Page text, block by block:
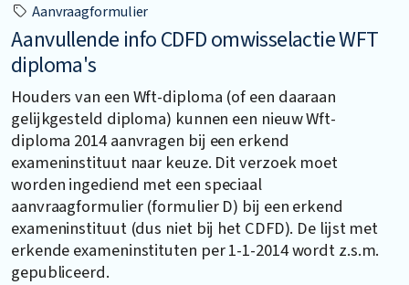
Aanvraagformulier
Aanvullende info CDFD omwisselactie WFT
diploma's
Houders van een Wft-diploma (of een daaraan
gelijkgesteld diploma) kunnen een nieuw Wft-
diploma 2014 aanvragen bij een erkend
exameninstituut naar keuze. Dit verzoek moet
worden ingediend met een speciaal
aanvraagformulier (formulier D) bij een erkend
exameninstituut (dus niet bij het CDFD). De lijst met
erkende exameninstituten per 1-1-2014 wordt z.s.m.
gepubliceerd.